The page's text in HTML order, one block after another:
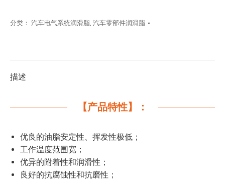
分类： 汽车电气系统润滑脂, 汽车零部件润滑脂
描述
【产品特性】：
优良的油脂安定性、挥发性极低；
工作温度范围宽；
优异的附着性和润滑性；
良好的抗腐蚀性和抗磨性；